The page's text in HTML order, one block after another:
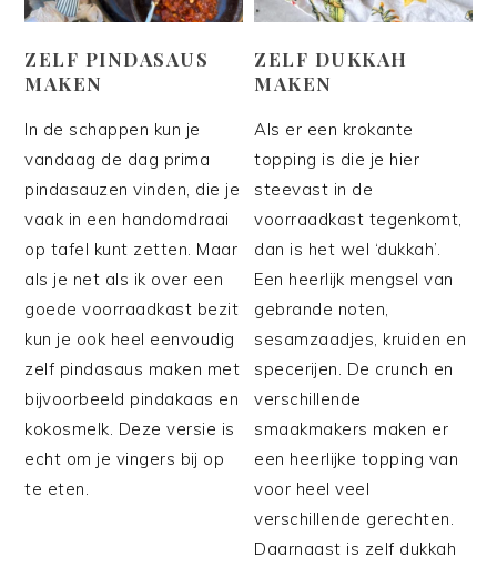
ZELF PINDASAUS
MAKEN
In de schappen kun je
vandaag de dag prima
pindasauzen vinden, die je
vaak in een handomdraai
op tafel kunt zetten. Maar
als je net als ik over een
goede voorraadkast bezit
kun je ook heel eenvoudig
zelf pindasaus maken met
bijvoorbeeld pindakaas en
kokosmelk. Deze versie is
echt om je vingers bij op
te eten.
ZELF DUKKAH
MAKEN
Als er een krokante
topping is die je hier
steevast in de
voorraadkast tegenkomt,
dan is het wel ‘dukkah’.
Een heerlijk mengsel van
gebrande noten,
sesamzaadjes, kruiden en
specerijen. De crunch en
verschillende
smaakmakers maken er
een heerlijke topping van
voor heel veel
verschillende gerechten.
Daarnaast is zelf dukkah